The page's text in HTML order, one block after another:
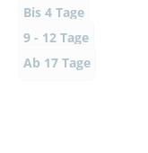
Bis 4 Tage
9 - 12 Tage
Ab 17 Tage